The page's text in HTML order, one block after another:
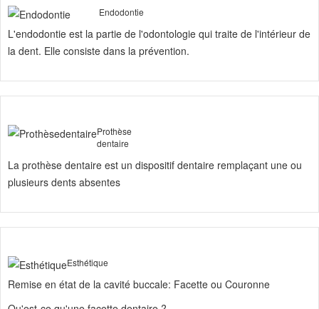
Endodontie
L'endodontie est la partie de l'odontologie qui traite de l'intérieur de
la dent. Elle consiste dans la prévention.
Prothèse
dentaire
La prothèse dentaire est un dispositif dentaire remplaçant une ou
plusieurs dents absentes
Esthétique
Remise en état de la cavité buccale: Facette ou Couronne